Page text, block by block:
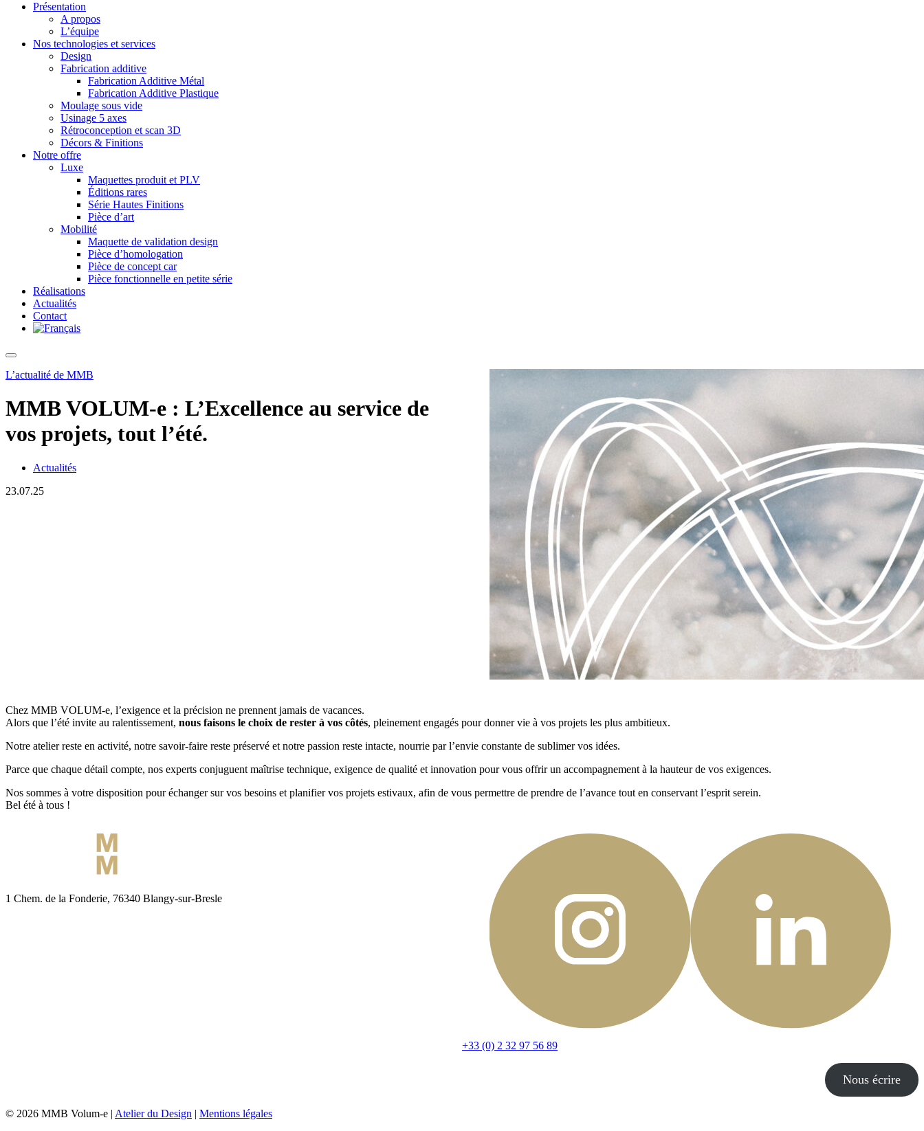
Présentation
A propos
L’équipe
Nos technologies et services
Design
Fabrication additive
Fabrication Additive Métal
Fabrication Additive Plastique
Moulage sous vide
Usinage 5 axes
Rétroconception et scan 3D
Décors & Finitions
Notre offre
Luxe
Maquettes produit et PLV
Éditions rares
Série Hautes Finitions
Pièce d’art
Mobilité
Maquette de validation design
Pièce d’homologation
Pièce de concept car
Pièce fonctionnelle en petite série
Réalisations
Actualités
Contact
L’actualité de MMB
MMB VOLUM-e : L’Excellence au service de
vos projets, tout l’été.
Actualités
23.07.25
Chez MMB VOLUM-e, l’exigence et la précision ne prennent jamais de vacances.
Alors que l’été invite au ralentissement, nous faisons le choix de rester à vos côtés, pleinement engagés pour donner vie à vos projets les plus ambitieux.
Notre atelier reste en activité, notre savoir-faire reste préservé et notre passion reste intacte, nourrie par l’envie constante de sublimer vos idées.
Parce que chaque détail compte, nos experts conjuguent maîtrise technique, exigence de qualité et innovation pour vous offrir un accompagnement à la hauteur de vos exigences.
Nos sommes à votre disposition pour échanger sur vos besoins et planifier vos projets estivaux, afin de vous permettre de prendre de l’avance tout en conservant l’esprit serein.
Bel été à tous !
1 Chem. de la Fonderie, 76340 Blangy-sur-Bresle
+33 (0) 2 32 97 56 89
Nous écrire
© 2026 MMB Volum-e | Atelier du Design | Mentions légales